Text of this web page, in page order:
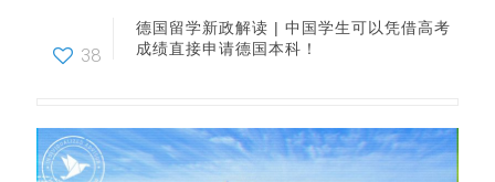
38
德国留学新政解读 | 中国学生可以凭借高考
成绩直接申请德国本科！